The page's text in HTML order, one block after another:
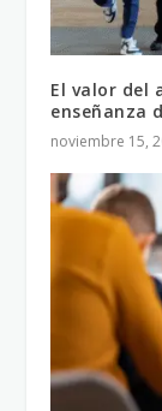
El valor del
enseñanza
noviembre 15,